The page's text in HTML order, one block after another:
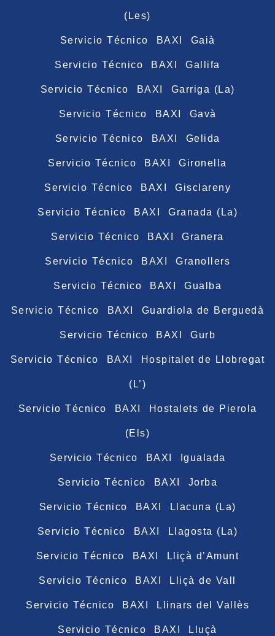
(Les)
Servicio Técnico BAXI Gaià
Servicio Técnico BAXI Gallifa
Servicio Técnico BAXI Garriga (La)
Servicio Técnico BAXI Gavà
Servicio Técnico BAXI Gelida
Servicio Técnico BAXI Gironella
Servicio Técnico BAXI Gisclareny
Servicio Técnico BAXI Granada (La)
Servicio Técnico BAXI Granera
Servicio Técnico BAXI Granollers
Servicio Técnico BAXI Gualba
Servicio Técnico BAXI Guardiola de Berguedà
Servicio Técnico BAXI Gurb
Servicio Técnico BAXI Hospitalet de Llobregat
(L’)
Servicio Técnico BAXI Hostalets de Pierola
(Els)
Servicio Técnico BAXI Igualada
Servicio Técnico BAXI Jorba
Servicio Técnico BAXI Llacuna (La)
Servicio Técnico BAXI Llagosta (La)
Servicio Técnico BAXI Lliçà d’Amunt
Servicio Técnico BAXI Lliçà de Vall
Servicio Técnico BAXI Llinars del Vallès
Servicio Técnico BAXI Lluçà